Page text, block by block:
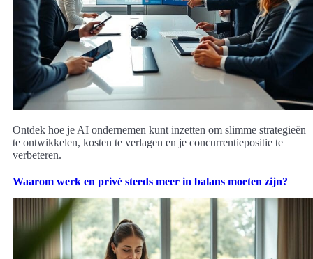
Ontdek hoe je AI ondernemen kunt inzetten om slimme strategieën
te ontwikkelen, kosten te verlagen en je concurrentiepositie te
verbeteren.
Waarom werk en privé steeds meer in balans moeten zijn?